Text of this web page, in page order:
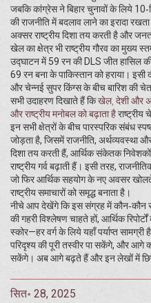
जबकि कांग्रेस ने बिहार चुनावों के लिये
की राजनीति में बदलाव लाने का इरादा
अक्सर राष्ट्रीय दिशा तय करती है और
खेल का क्षेत्र भी राष्ट्रीय गौरव का मुख्य
उद्घाटन में 59 रन की DLS जीत हासिल
69 रन बना के पाकिस्तान को हराया।
और चेन्नई सुपर किंग्स के बीच बारिश की
सभी उदाहरण दिखाते हैं किखेल, देशी और
और राष्ट्रीय मनोबल को बढ़ाता है
इन सभी क्षेत्रों के बीच पारस्परिक संबंध
जोड़ता है, जिसमें राजनीति, अर्थव्यवस्था
दिशा तय करती हैं, आर्थिक संकेतक
राष्ट्रीय गर्व बढ़ाती हैं। इसी तरह,
जो फिर आर्थिक सहयोग के नए अवसर
राष्ट्रीय समाचारों को समृद्ध बनाता है।
नीचे आप देखेंगे कि इस संग्रह में कौन‑कौन
की गहरी विश्लेषण चाहते हों, आर्थिक
स्कोर—हर वर्ग के लिये यहाँ पर्याप्त
परिदृश्य की पूरी तस्वीर पा सकेंगे, और आगे
सकेंगे। अब आगे बढ़ते हैं और इन लेखों में
सित॰ 28, 2025